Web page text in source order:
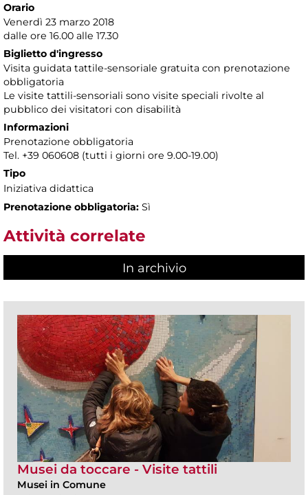
Orario
Venerdì 23 marzo 2018
dalle ore 16.00 alle 17.30
Biglietto d'ingresso
Visita guidata tattile-sensoriale gratuita con prenotazione
obbligatoria
Le visite tattili-sensoriali sono visite speciali rivolte al
pubblico dei visitatori con disabilità
Informazioni
Prenotazione obbligatoria
Tel. +39 060608 (tutti i giorni ore 9.00-19.00)
Tipo
Iniziativa didattica
Prenotazione obbligatoria: Sì
Attività correlate
In archivio
Musei da toccare - Visite tattili
Musei in Comune